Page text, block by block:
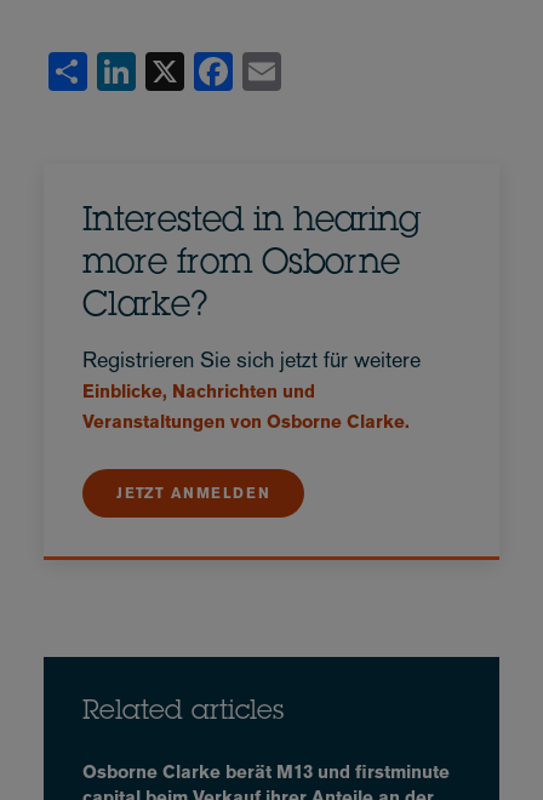
Share
LinkedIn
X Facebook
Interested in hearing
more from Osborne
Clarke?
Registrieren Sie sich jetzt für weitere
Einblicke, Nachrichten und
Veranstaltungen von Osborne Clarke.
JETZT ANMELDEN
Related articles
Osborne Clarke berät M13 und firstminute